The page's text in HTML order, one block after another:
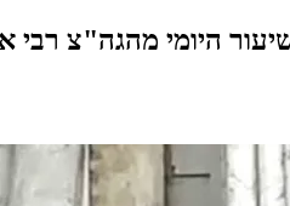
היומי מהגה"צ רבי